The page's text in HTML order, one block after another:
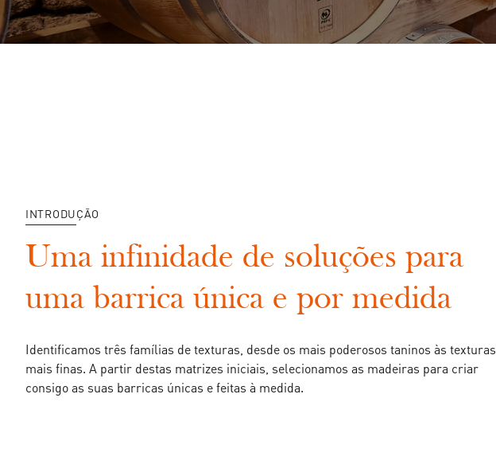
INTRODUÇÃO
Uma infinidade de soluções para
uma barrica única e por medida
Identificamos três famílias de texturas, desde os mais poderosos taninos às texturas
mais finas. A partir destas matrizes iniciais, selecionamos as madeiras para criar
consigo as suas barricas únicas e feitas à medida.